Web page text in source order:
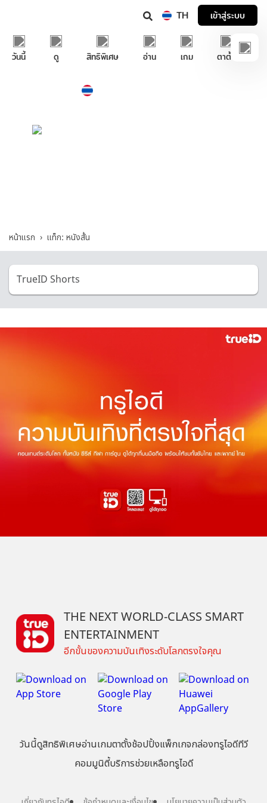
TH เข้าสู่ระบบ
วันนี้ ดู สิทธิพิเศษ อ่าน เกม ตาตั้ง
หน้าแรก แท็ก: หนังสั้น
TrueID Shorts
THE NEXT WORLD-CLASS SMART
ENTERTAINMENT
อีกขั้นของความบันเทิงระดับโลกตรงใจคุณ
วันนี้ดูสิทธิพิเศษอ่านเกมตาตั้งช้อปปิ้งแพ็กเกจกล่องทรูไอดีทีวี
คอมมูนิตี้บริการช่วยเหลือทรูไอดี